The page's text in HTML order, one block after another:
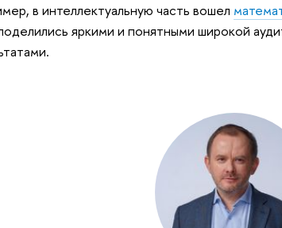
в интеллектуальную часть вошел
яркими и понятными широкой